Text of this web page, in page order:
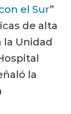
el Sur”
de alta
Unidad
la